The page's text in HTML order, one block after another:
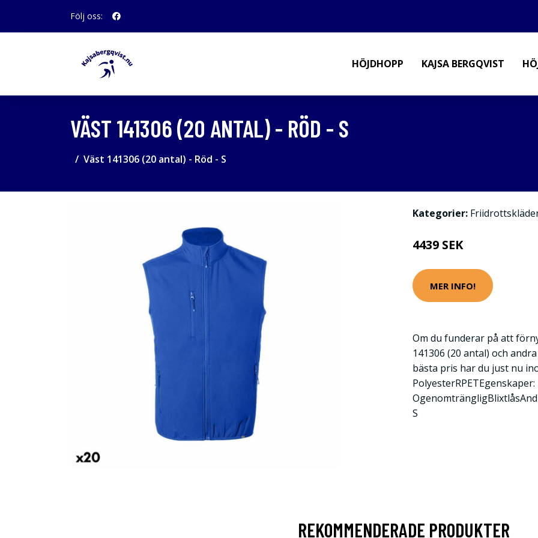
Följ oss:
HÖJDHOPP KAJSA BERGQVIST
VÄST 141306 (20 ANTAL) - RÖD - S
Väst 141306 (20 antal) - Röd - S
Kategorier:
4439 SEK
MER INFO!
Om du funderar på att
141306 (20 antal) och
bästa pris har du just nu
PolyesterRPETEgenskaper:
S
REKOMMENDERADE PRODUKTER